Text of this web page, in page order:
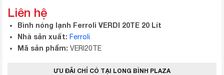
Liên hệ
Bình nóng lạnh Ferroli VERDI 20TE 20 Lít
Nhà sản xuất: Ferroli
Mã sản phẩm: VERI20TE
ƯU ĐÃI CHỈ CÓ TẠI LONG BÌNH PLAZA